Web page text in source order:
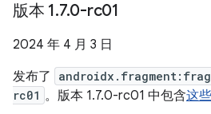
版本 1.7.0-rc01
2024 年 4 月 3 日
发布了
rc01 。版本 1.7.0-rc01 中包含这